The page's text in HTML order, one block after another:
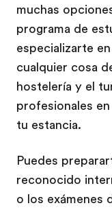
muchas
programa de
especializarte
cualquier cosa
hostelería y el
profesionales
tu estancia.
Puedes
reconocido
o los exámenes